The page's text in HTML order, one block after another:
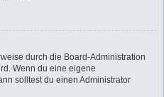
durch die Board-Administration
Wenn du eine eigene
solltest du einen Administrator